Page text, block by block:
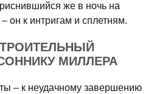
же в ночь на
он к интригам и сплетням.
МИЛЛЕРА
– к неудачному завершению